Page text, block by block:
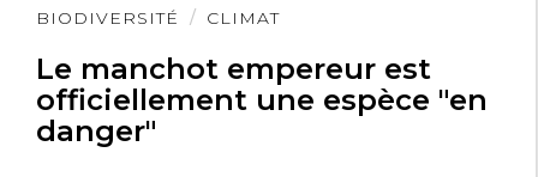
BIODIVERSITÉ CLIMAT
Le manchot empereur est
officiellement une espèce "en
danger"
Lire